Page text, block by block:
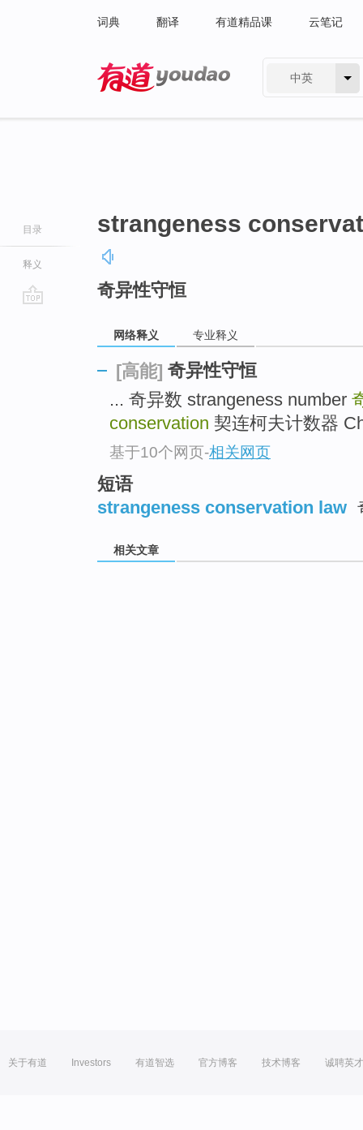
词典 翻译 有道精品课 云笔记
中英
目录
释义
strangeness
奇异性守恒
网络释义 专业释义
[高能] 奇异性守恒
... 奇异数 strangeness number
conservation 契连柯夫计数器
基于10个网页-相关网页
短语
strangeness conservation law
相关文章
关于有道 Investors 有道智选 官方博客 技术博客 诚聘英才